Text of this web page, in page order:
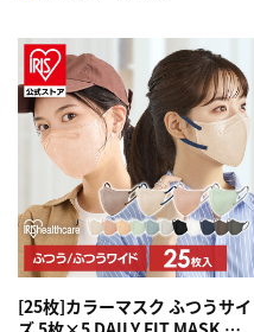
[25枚]カラーマスク ふつうサイ